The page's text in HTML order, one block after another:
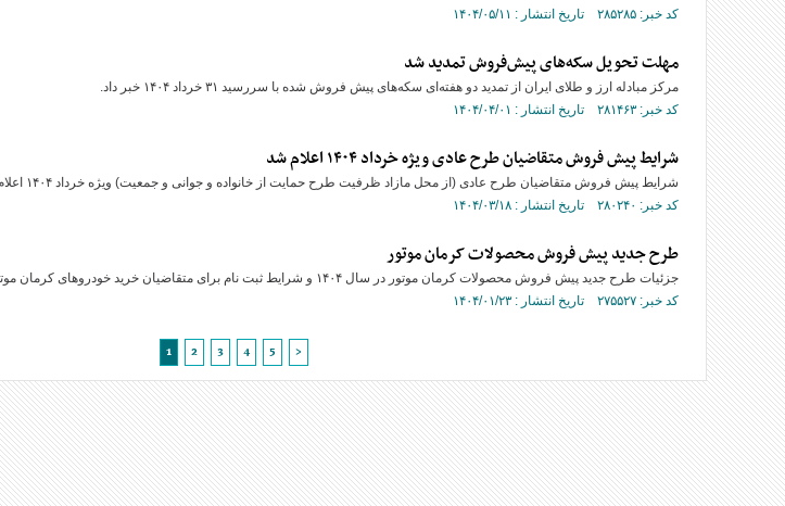
کد خبر: ۲۸۵۲۸۵ تاریخ انتشار : ۱۴۰۴/۰۵/۱۱
مهلت تحویل سکه‌های پیش‌فروش تمدید شد
مرکز مبادله ارز و طلای ایران از تمدید دو هفته‌ای سکه‌های پیش فروش شده با سررسید ۳۱ خرداد ۱۴۰۴ خبر داد.
کد خبر: ۲۸۱۴۶۳ تاریخ انتشار : ۱۴۰۴/۰۴/۰۱
شرایط پیش فروش متقاضیان طرح عادی ویژه خرداد ۱۴۰۴ اعلام شد
شرایط پیش فروش متقاضیان طرح عادی (از محل مازاد ظرفیت طرح حمایت از خانواده و جوانی و جمعیت) ویژه خرداد ۱۴۰۴ اعلام شد.
کد خبر: ۲۸۰۲۴۰ تاریخ انتشار : ۱۴۰۴/۰۳/۱۸
طرح جدید پیش فروش محصولات کرمان موتور
جزئیات طرح جدید پیش فروش محصولات کرمان موتور در سال ۱۴۰۴ و شرایط ثبت نام برای متقاضیان خرید خودرو‌های کرمان موتور اعلام شد.
کد خبر: ۲۷۵۵۲۷ تاریخ انتشار : ۱۴۰۴/۰۱/۲۳
1 2 3 4 5 >